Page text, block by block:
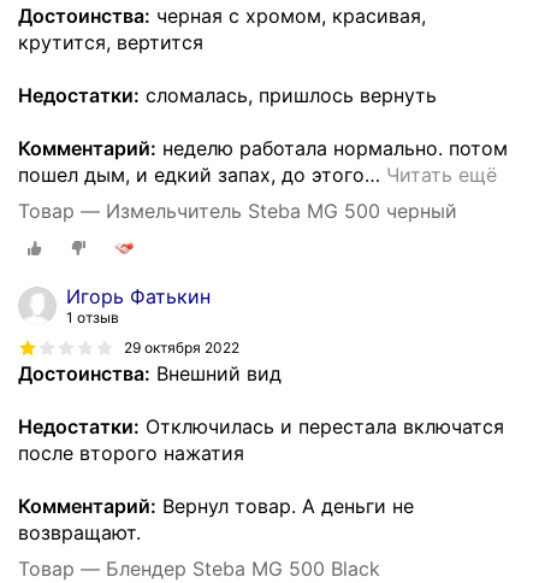
Достоинства: черная с хромом, красивая,
крутится, вертится
Недостатки: сломалась, пришлось вернуть
Комментарий: неделю работала нормально. потом
пошел дым, и едкий запах, до этого… Читать ещё
Товар — Измельчитель Steba MG 500 черный
Игорь Фатькин
1 отзыв
29 октября 2022
Достоинства: Внешний вид
Недостатки: Отключилась и перестала включатся
после второго нажатия
Комментарий: Вернул товар. А деньги не
возвращают.
Товар — Блендер Steba MG 500 Black